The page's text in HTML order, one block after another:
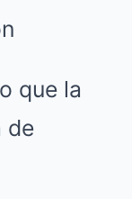
que la
de